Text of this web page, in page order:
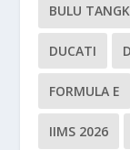
BULU
DUCATI
FORMULA E
IIMS 2026